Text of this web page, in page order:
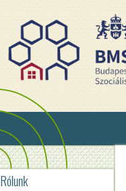
Rólunk